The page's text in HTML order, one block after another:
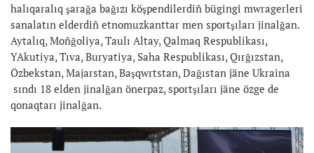
halıqaralıq şarağa bağızı köşpendilerdiñ bügingi mwragerleri
sanalatın elderdiñ etnomuzkanttar men sportşıları jinalğan.
Aytalıq, Moñğoliya, Taulı Altay, Qalmaq Respublikası,
YAkutiya, Tıva, Buryatiya, Saha Respublikası, Qırğızstan,
Özbekstan, Majarstan, Başqwrtstan, Dağıstan jäne Ukraina
sındı 18 elden jinalğan önerpaz, sportşıları jäne özge de
qonaqtarı jinalğan.